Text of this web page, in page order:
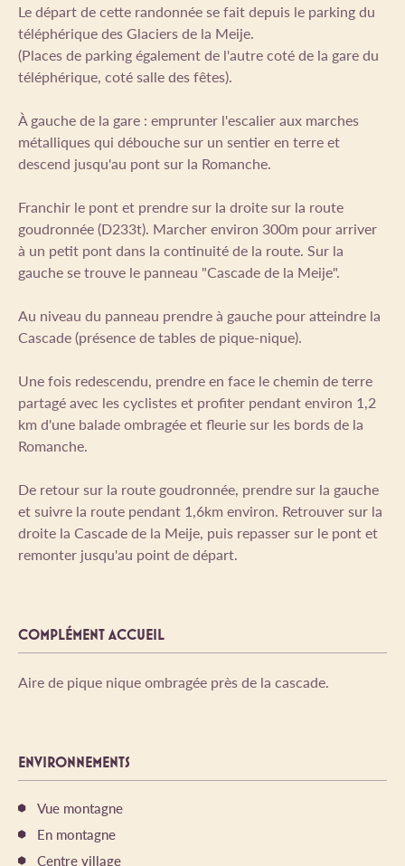
Le départ de cette randonnée se fait depuis le parking du
téléphérique des Glaciers de la Meije.
(Places de parking également de l'autre coté de la gare du
téléphérique, coté salle des fêtes).
À gauche de la gare : emprunter l'escalier aux marches
métalliques qui débouche sur un sentier en terre et
descend jusqu'au pont sur la Romanche.
Franchir le pont et prendre sur la droite sur la route
goudronnée (D233t). Marcher environ 300m pour arriver
à un petit pont dans la continuité de la route. Sur la
gauche se trouve le panneau "Cascade de la Meije".
Au niveau du panneau prendre à gauche pour atteindre la
Cascade (présence de tables de pique-nique).
Une fois redescendu, prendre en face le chemin de terre
partagé avec les cyclistes et profiter pendant environ 1,2
km d'une balade ombragée et fleurie sur les bords de la
Romanche.
De retour sur la route goudronnée, prendre sur la gauche
et suivre la route pendant 1,6km environ. Retrouver sur la
droite la Cascade de la Meije, puis repasser sur le pont et
remonter jusqu'au point de départ.
COMPLÉMENT ACCUEIL
Aire de pique nique ombragée près de la cascade.
ENVIRONNEMENTS
Vue montagne
En montagne
Centre village